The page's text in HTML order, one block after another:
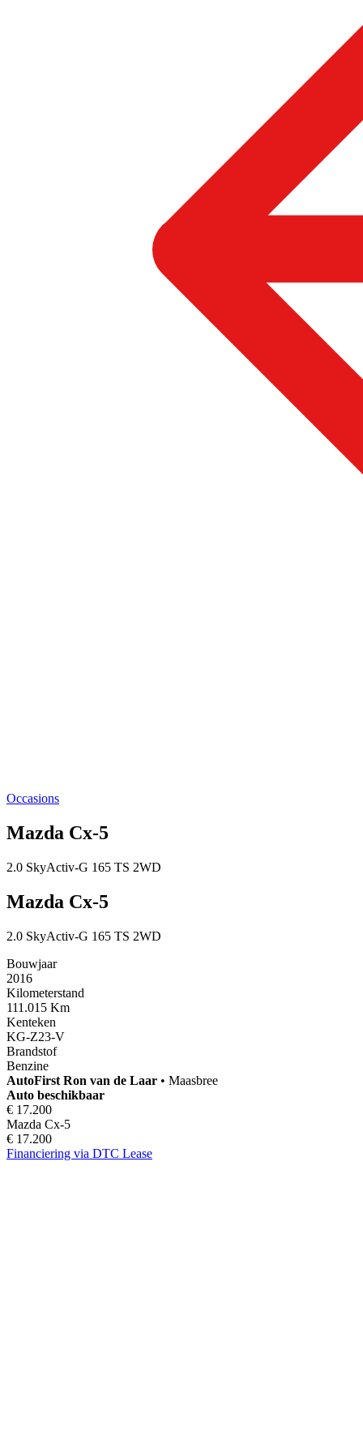
Occasions
Mazda Cx-5
2.0 SkyActiv-G 165 TS 2WD
Mazda Cx-5
2.0 SkyActiv-G 165 TS 2WD
Bouwjaar
2016
Kilometerstand
111.015 Km
Kenteken
KG-Z23-V
Brandstof
Benzine
AutoFirst Ron van de Laar • Maasbree
Auto beschikbaar
€ 17.200
Mazda Cx-5
€ 17.200
Financiering via DTC Lease